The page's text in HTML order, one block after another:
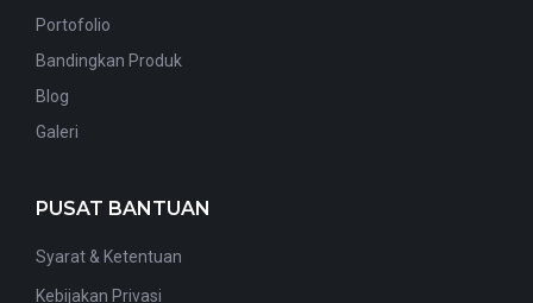
Portofolio
Bandingkan Produk
Blog
Galeri
PUSAT BANTUAN
Syarat & Ketentuan
Kebijakan Privasi